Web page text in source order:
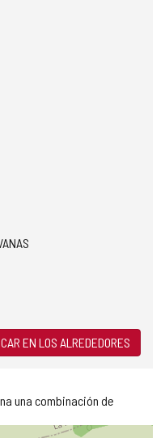
EN LOS ALREDEDORES
una combinación de